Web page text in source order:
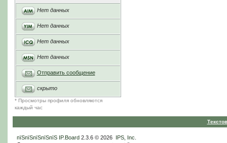
Нет данных
Нет данных
Нет данных
Нет данных
Отправить сообщение
скрыто
* Просмотры профиля обновляются
каждый час
пїЅпїЅпїЅпїЅпїЅ IP.Board2.3.6 © 2026 IPS, Inc